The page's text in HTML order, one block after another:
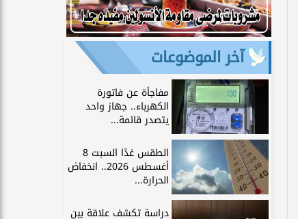
آخر الموضوعات
مفاجأة عن فاتورة
الكهرباء.. جهاز واحد
يتصدر قائمة...
الطقس غدًا السبت 8
أغسطس 2026.. انخفاض
الحرارة...
دراسة تكشف علاقة بين